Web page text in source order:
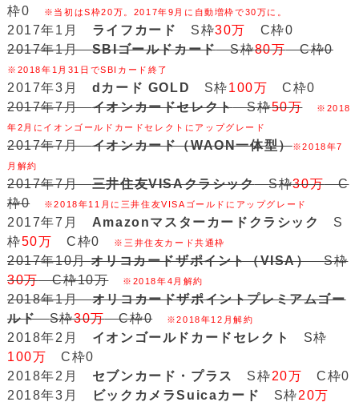
枠0
※当初はS枠20万。2017年9月に自動増枠で30万に。
2017年1月 ライフカード S枠30万
C枠0
2017年1月SBIゴールドカードS枠80万C枠0
※2018年1月31日でSBIカード終了
2017年3月 dカード GOLD S枠100万 C枠0
2017年7月イオンカードセレクトS枠50万
※2018
年2月にイオンゴールドカードセレクトにアップグレード
2017年7月イオンカード（WAON一体型）※2018年7
月解約
2017年7月三井住友VISAクラシックS枠30万C
枠0
※2018年11月に三井住友VISAゴールドにアップグレード
2017年7月 Amazonマスターカードクラシック
S
枠50万 C枠0 ※三井住友カード共通枠
2017年10月オリコカードザポイント（VISA）S枠
30万C枠10万 ※2018年4月解約
2018年1月オリコカードザポイントプレミアムゴー
ルドS枠30万C枠0 ※2018年12月解約
2018年2月 イオンゴールドカードセレクト
S枠
100万 C枠0
2018年2月 セブンカード・プラス S枠20万 C枠0
2018年3月
ビックカメラSuicaカード S枠20万